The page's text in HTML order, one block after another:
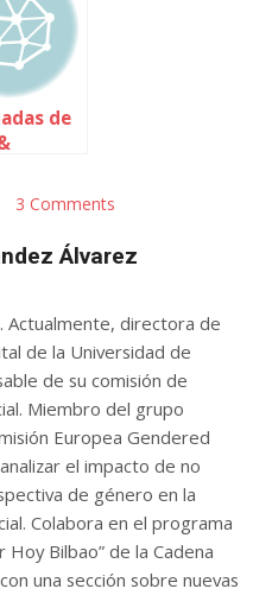
de
3 Comments
Álvarez
Actualmente, directora de
de la Universidad de
de su comisión de
Miembro del grupo
Europea Gendered
el impacto de no
de género en la
Colabora en el programa
Bilbao” de la Cadena
una sección sobre nuevas